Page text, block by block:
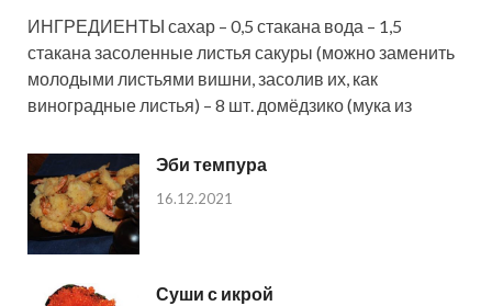
ИНГРЕДИЕНТЫ сахар – 0,5 стакана вода – 1,5
стакана засоленные листья сакуры (можно заменить
молодыми листьями вишни, засолив их, как
виноградные листья) – 8 шт. домёдзико (мука из
Эби темпура
16.12.2021
Суши с икрой